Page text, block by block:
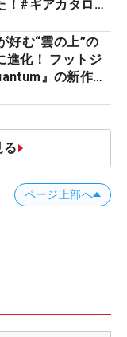
！#ギアカタログ
好む“雲の上”の
進化！ フットジ
』の新作を
る
ページ上部へ